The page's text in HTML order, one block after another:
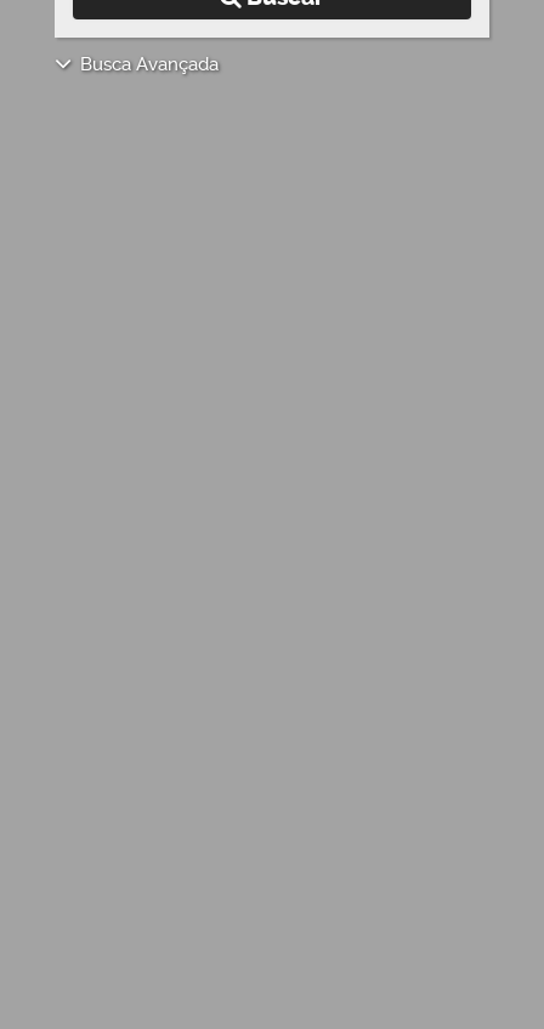
Busca Avançada